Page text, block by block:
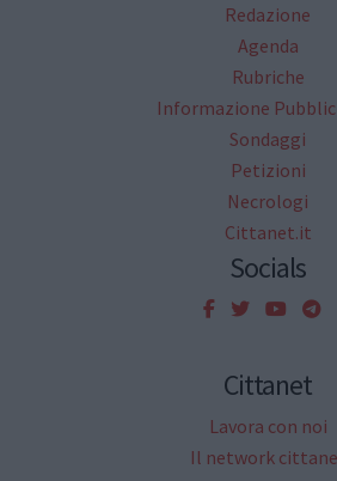
Redazione
Agenda
Rubriche
Informazione
Sondaggi
Petizioni
Necrologi
Cittanet.it
Socials
Cittanet
Lavora con noi
Il network